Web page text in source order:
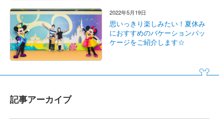
2022年5月19日
思いっきり楽しみたい！夏休み
におすすめのバケーションパッ
ケージをご紹介します☆
記事アーカイブ